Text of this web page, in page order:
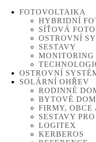
FOTOVOLTAIKA
HYBRIDNÍ
SÍŤOVÁ
OSTROVNÍ
SESTAVY
MONITORING
OSTROVNÍ
SOLÁRNÍ OHŘEV
RODINNÉ
BYTOVÉ
FIRMY, OBCE
SESTAVY
LOGITEX
KERBEROS